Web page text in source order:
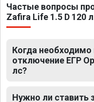
Частые вопросы
Zafira Life 1.5 D 120
Когда
отключение ЕГР
лс?
Нужно ли ставить